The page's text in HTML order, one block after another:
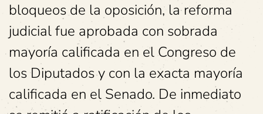
bloqueos de la oposición, la reforma
judicial fue aprobada con sobrada
mayoría calificada en el Congreso de
los Diputados y con la exacta mayoría
calificada en el Senado. De inmediato